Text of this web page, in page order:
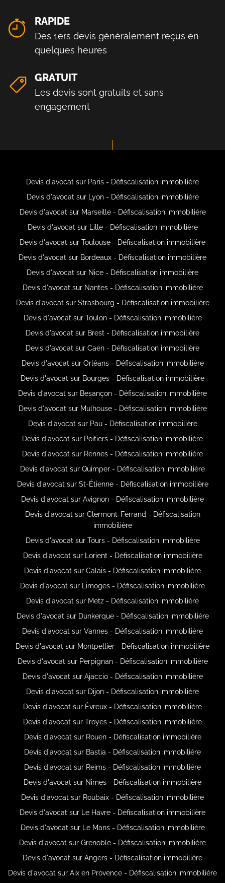
RAPIDE
Des 1ers devis généralement reçus en
quelques heures
GRATUIT
Les devis sont gratuits et sans
engagement
Devis d'avocat sur Paris - Défiscalisation immobilière
Devis d'avocat sur Lyon - Défiscalisation immobilière
Devis d'avocat sur Marseille - Défiscalisation immobilière
Devis d'avocat sur Lille - Défiscalisation immobilière
Devis d'avocat sur Toulouse - Défiscalisation immobilière
Devis d'avocat sur Bordeaux - Défiscalisation immobilière
Devis d'avocat sur Nice - Défiscalisation immobilière
Devis d'avocat sur Nantes - Défiscalisation immobilière
Devis d'avocat sur Strasbourg - Défiscalisation immobilière
Devis d'avocat sur Toulon - Défiscalisation immobilière
Devis d'avocat sur Brest - Défiscalisation immobilière
Devis d'avocat sur Caen - Défiscalisation immobilière
Devis d'avocat sur Orléans - Défiscalisation immobilière
Devis d'avocat sur Bourges - Défiscalisation immobilière
Devis d'avocat sur Besançon - Défiscalisation immobilière
Devis d'avocat sur Mulhouse - Défiscalisation immobilière
Devis d'avocat sur Pau - Défiscalisation immobilière
Devis d'avocat sur Poitiers - Défiscalisation immobilière
Devis d'avocat sur Rennes - Défiscalisation immobilière
Devis d'avocat sur Quimper - Défiscalisation immobilière
Devis d'avocat sur St-Étienne - Défiscalisation immobilière
Devis d'avocat sur Avignon - Défiscalisation immobilière
Devis d'avocat sur Clermont-Ferrand - Défiscalisation
immobilière
Devis d'avocat sur Tours - Défiscalisation immobilière
Devis d'avocat sur Lorient - Défiscalisation immobilière
Devis d'avocat sur Calais - Défiscalisation immobilière
Devis d'avocat sur Limoges - Défiscalisation immobilière
Devis d'avocat sur Metz - Défiscalisation immobilière
Devis d'avocat sur Dunkerque - Défiscalisation immobilière
Devis d'avocat sur Vannes - Défiscalisation immobilière
Devis d'avocat sur Montpellier - Défiscalisation immobilière
Devis d'avocat sur Perpignan - Défiscalisation immobilière
Devis d'avocat sur Ajaccio - Défiscalisation immobilière
Devis d'avocat sur Dijon - Défiscalisation immobilière
Devis d'avocat sur Évreux - Défiscalisation immobilière
Devis d'avocat sur Troyes - Défiscalisation immobilière
Devis d'avocat sur Rouen - Défiscalisation immobilière
Devis d'avocat sur Bastia - Défiscalisation immobilière
Devis d'avocat sur Reims - Défiscalisation immobilière
Devis d'avocat sur Nimes - Défiscalisation immobilière
Devis d'avocat sur Roubaix - Défiscalisation immobilière
Devis d'avocat sur Le Havre - Défiscalisation immobilière
Devis d'avocat sur Le Mans - Défiscalisation immobilière
Devis d'avocat sur Grenoble - Défiscalisation immobilière
Devis d'avocat sur Angers - Défiscalisation immobilière
Devis d'avocat sur Aix en Provence - Défiscalisation immobilière